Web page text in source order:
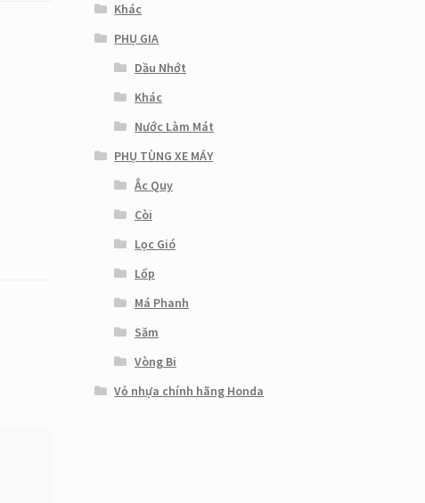
Khác
PHỤ GIA
Dầu Nhớt
Khác
Nước Làm Mát
PHỤ TÙNG XE MÁY
Ắc Quy
Còi
Lọc Gió
Lốp
Má Phanh
Săm
Vòng Bi
Vỏ nhựa chính hãng Honda